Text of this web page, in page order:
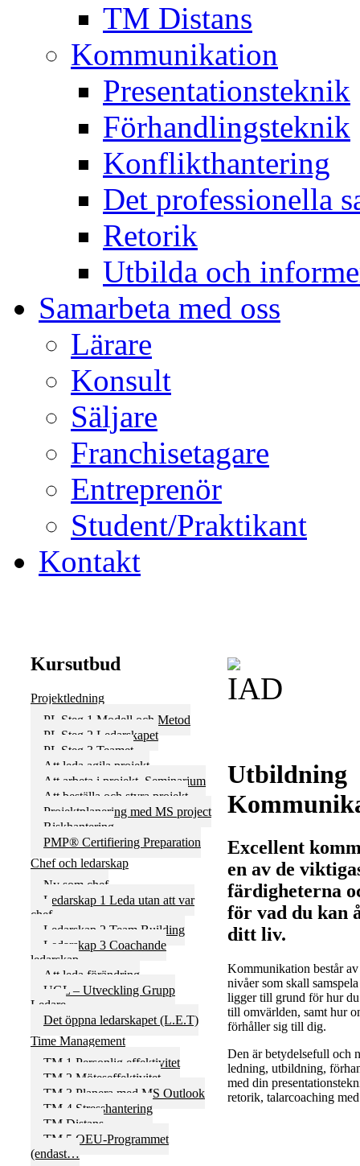
TM Distans
Kommunikation
Presentationsteknik
Förhandlingsteknik
Konflikthantering
Det professionella
Retorik
Utbilda och
Samarbeta med oss
Lärare
Konsult
Säljare
Franchisetagare
Entreprenör
Student/Praktikant
Kontakt
Kursutbud
Projektledning
PL Steg 1 Modell och Metod
PL Steg 2 Ledarskapet
PL Steg 3 Teamet
Att leda agila projekt
Att arbeta i projekt, Seminarium
Att beställa och styra projekt
Projektplanering med MS project
Riskhantering
PMP® Certifiering Preparation
Chef och ledarskap
Ny som chef
Ledarskap 1 Leda utan att var
chef
Ledarskap 2 Team Building
Ledarskap 3 Coachande
ledarskap
Att leda förändring
UGL – Utveckling Grupp
Ledare
Det öppna ledarskapet (L.E.T)
Time Management
TM 1 Personlig effektivitet
TM 2 Möteseffektivitet
TM 3 Planera med MS Outlook
TM 4 Stresshantering
TM Distans
TM 5 OEU-Programmet
(endast…
Utbildning
Excellent
en av de
färdigheterna
för vad du kan
ditt liv.
Kommunikation består
nivåer som skall
ligger till grund för hur
till omvärlden, samt hur
förhåller sig till dig.
Den är betydelsefull och
ledning, utbildning,
med din
retorik, talarcoaching